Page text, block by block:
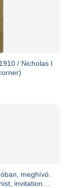
/ Nicholas I
meghívó.
invitation